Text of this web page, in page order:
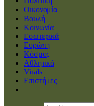
Οικονομία
Βουλή
Κοινωνία
Εσωτερικά
Ευρώπη
Κόσμος
Αθλητικά
Virals
Επιστήμες